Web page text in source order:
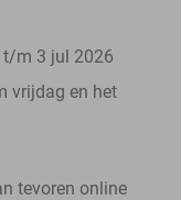
t/m 3 jul 2026
vrijdag en het
tevoren online